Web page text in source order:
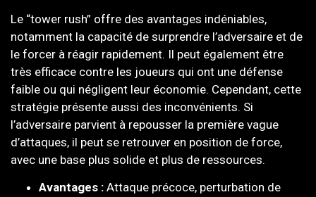
Le “tower rush” offre des avantages indéniables,
notamment la capacité de surprendre l’adversaire et de
le forcer à réagir rapidement. Il peut également être
très efficace contre les joueurs qui ont une défense
faible ou qui négligent leur économie. Cependant, cette
stratégie présente aussi des inconvénients. Si
l’adversaire parvient à repousser la première vague
d’attaques, il peut se retrouver en position de force,
avec une base plus solide et plus de ressources.
Avantages : Attaque précoce, perturbation de